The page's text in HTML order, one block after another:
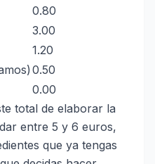
0.80
3.00
1.20
0.50
0.00
total de elaborar la
entre 5 y 6 euros,
que ya tengas